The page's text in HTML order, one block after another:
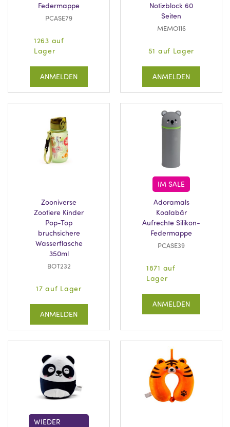
Federmappe
PCASE79
1263 auf
Lager
ANMELDEN
Notizblock 60
Seiten
MEMO116
51 auf Lager
ANMELDEN
Zooniverse
Zootiere Kinder
Pop-Top
bruchsichere
Wasserflasche
350ml
BOT232
17 auf Lager
ANMELDEN
IM SALE
Adoramals
Koalabär
Aufrechte Silikon-
Federmappe
PCASE39
1871 auf
Lager
ANMELDEN
WIEDER